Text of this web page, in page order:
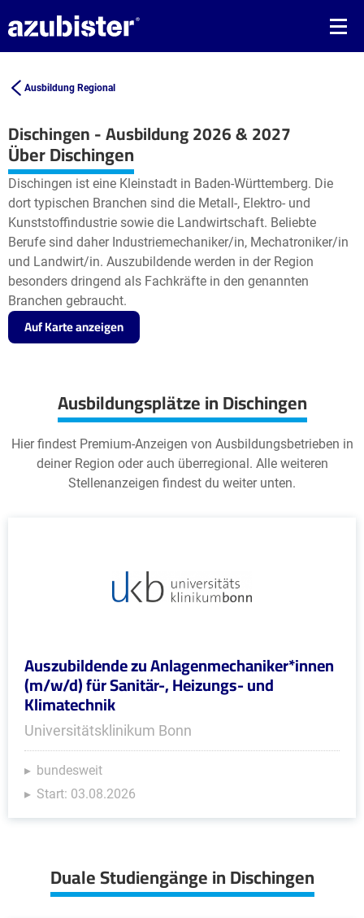
Ausbildung Regional
Dischingen - Ausbildung 2026 & 2027
+
−
Leaflet| © OpenStreetMap2
Über Dischingen
Dischingen ist eine Kleinstadt in Baden-Württemberg. Die
dort typischen Branchen sind die Metall-, Elektro- und
Kunststoffindustrie sowie die Landwirtschaft. Beliebte
Berufe sind daher Industriemechaniker/in, Mechatroniker/in
und Landwirt/in. Auszubildende werden in der Region
besonders dringend als Fachkräfte in den genannten
Branchen gebraucht.
Auf Karte anzeigen
Ausbildungsplätze in Dischingen
Hier findest Premium-Anzeigen von Ausbildungsbetrieben in
deiner Region oder auch überregional. Alle weiteren
Stellenanzeigen findest du weiter unten.
Auszubildende zu Anlagenmechaniker*innen
(m/w/d) für Sanitär-, Heizungs- und
Klimatechnik
Universitätsklinikum Bonn
bundesweit
Start: 03.08.2026
Duale Studiengänge in Dischingen